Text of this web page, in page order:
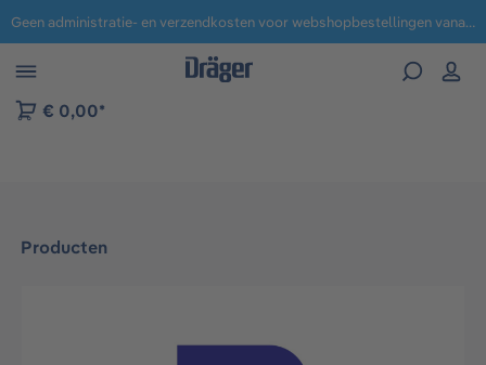
naar navigatie B2B-platform Geen administratie- en verzendkosten voor webshopbestellingen vanaf € 100,-.
€ 0,00*
Producten
Afbeeldingengalerij overslaan